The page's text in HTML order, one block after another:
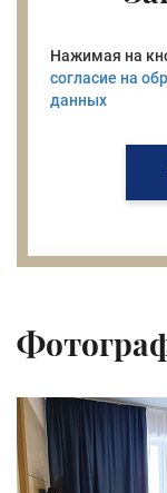
Нажимая на
согласие на
данных
вы даете